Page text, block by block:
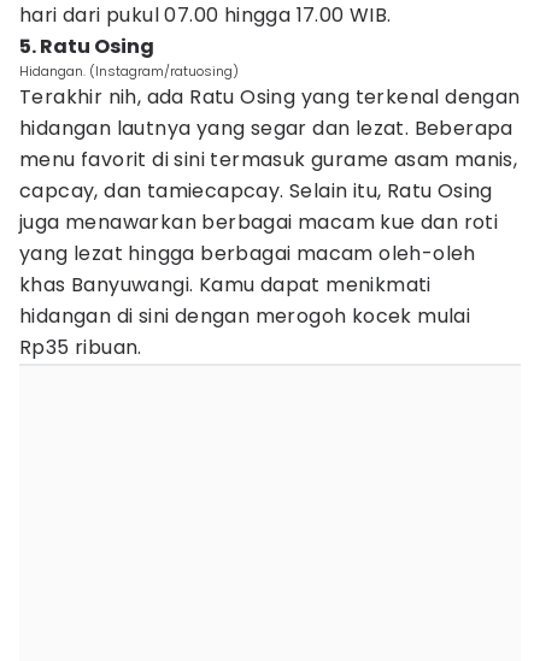
hari dari pukul 07.00 hingga 17.00 WIB.
5. Ratu Osing
Hidangan. (Instagram/ratuosing)
Terakhir nih, ada Ratu Osing yang terkenal dengan
hidangan lautnya yang segar dan lezat. Beberapa
menu favorit di sini termasuk gurame asam manis,
capcay, dan tamiecapcay. Selain itu, Ratu Osing
juga menawarkan berbagai macam kue dan roti
yang lezat hingga berbagai macam oleh-oleh
khas Banyuwangi. Kamu dapat menikmati
hidangan di sini dengan merogoh kocek mulai
Rp35 ribuan.